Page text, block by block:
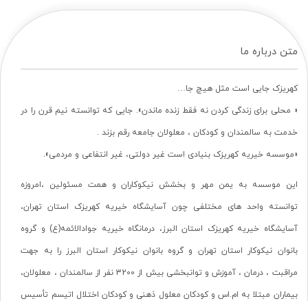
متن درباره ما
کهریزک جایی است مثل هیچ جا…
« محلی برای زندگی کردن نه فقط زنده ماندن». جایی که توانسته نیم قرن را در
خدمت به سالمندان و کودکان ، معلولان جامعه رقم بزند .
«موسسه خیریه کهریزک بنیادی است غیر دولتی، غیر انتفاعی و مردمی».
این موسسه به یمن مهر و بخشش نیکوکاران و همت مسئولین ،امروزه
توانسته واحد های مختلفی چون آسایشگاه خیریه کهریزک استان تهران،
آسایشگاه خیریه کهریزک استان البرز، درمانگاه خیریه جوادالائمه(ع) و گروه
بانوان نیکوکار استان تهران و گروه بانوان نیکوکار استان البرز را به جهت
مراقبت ، درمان ، آموزش و توانبخشی بیش از 3200 نفر از سالمندان ، معلولان،
بیماران مبتلا به ام.اس و کودکان معلول ذهنی و کودکان اختلال اتیسم تأسیس